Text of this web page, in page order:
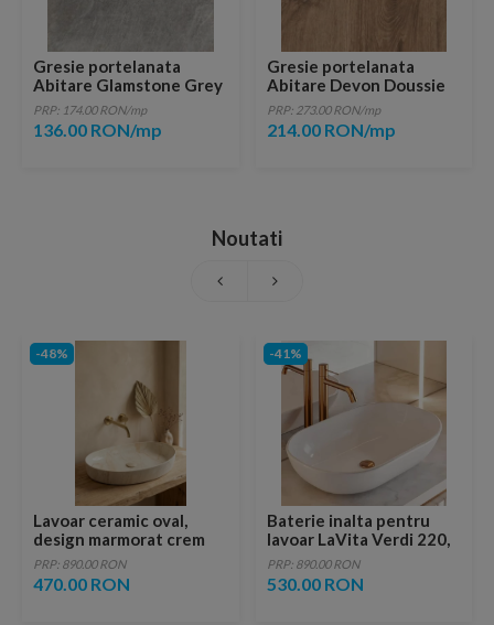
Gresie portelanata
Abitare Glamstone Grey
60,4x30 cm
PRP: 174.00 RON/mp
136.00 RON/mp
Gresie portelanata
Abitare Devon Doussie
Rectificata 121x30
PRP: 273.00 RON/mp
214.00 RON/mp
Noutati
-48%
Lavoar ceramic oval,
design marmorat crem
lucios cu vene aurii,
ventil inclus
PRP: 890.00 RON
470.00 RON
-41%
Baterie inalta pentru
lavoar LaVita Verdi 220,
fara ventil, brushed
copper
PRP: 890.00 RON
530.00 RON